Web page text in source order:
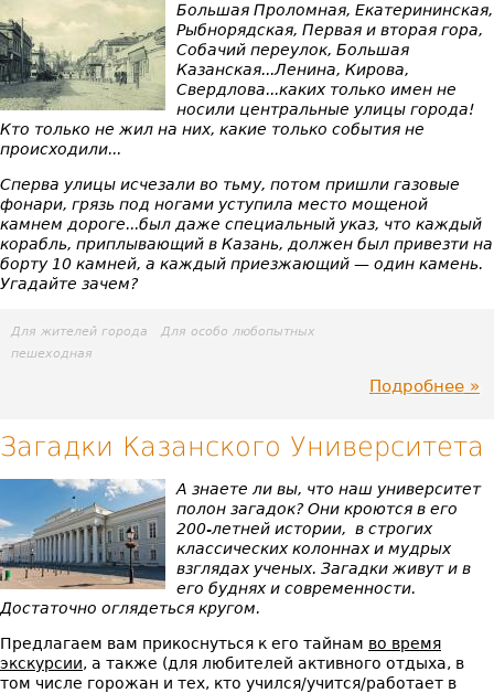
Большая Проломная, Екатерининская,
Рыбнорядская, Первая и вторая гора,
Собачий переулок, Большая
Казанская...Ленина, Кирова,
Свердлова...каких только имен не
носили центральные улицы города!
Кто только не жил на них, какие только события не
происходили...
Сперва улицы исчезали во тьму, потом пришли газовые
фонари, грязь под ногами уступила место мощеной
камнем дороге...был даже специальный указ, что каждый
корабль, приплывающий в Казань, должен был привезти на
борту 10 камней, а каждый приезжающий — один камень.
Угадайте зачем?
Для жителей города
Для особо любопытных
пешеходная
Подробнее
Загадки Казанского Университета
А знаете ли вы, что наш университет
полон загадок? Они кроются в его
200-летней истории, в строгих
классических колоннах и мудрых
взглядах ученых. Загадки живут и в
его буднях и современности.
Достаточно оглядеться кругом.
Предлагаем вам прикоснуться к его тайнам во время
экскурсии, а также (для любителей активного отдыха, в
том числе горожан и тех, кто учился/учится/работает в